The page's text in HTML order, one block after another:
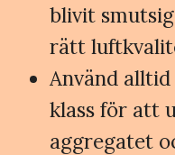
blivit
rätt
Använd
klass för att
aggregatet